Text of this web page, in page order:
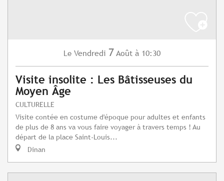
Le Vendredi 7 Août à 10:30
Visite insolite : Les Bâtisseuses du
Moyen Âge
CULTURELLE
Visite contée en costume d'époque pour adultes et enfants
de plus de 8 ans va vous faire voyager à travers temps ! Au
départ de la place Saint-Louis...
Dinan